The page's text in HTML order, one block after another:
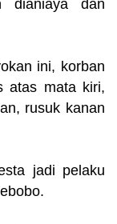
dianiaya dan
ini, korban
atas mata kiri,
rusuk kanan
jadi pelaku